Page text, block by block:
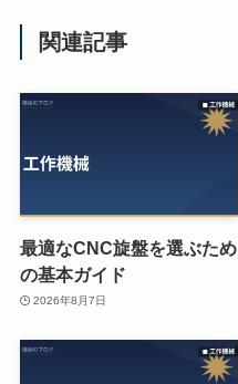
関連記事
最適なCNC旋盤を選ぶため
の基本ガイド
2026年8月7日